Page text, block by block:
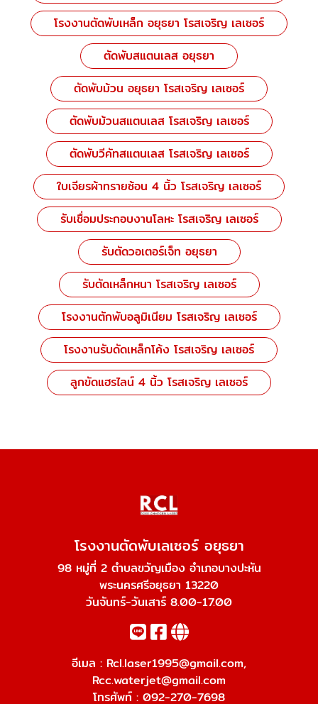
โรงงานตัดพับเหล็ก อยุธยา โรสเจริญ เลเซอร์
ตัดพับสแตนเลส อยุธยา
ตัดพับม้วน อยุธยา โรสเจริญ เลเซอร์
ตัดพับม้วนสแตนเลส โรสเจริญ เลเซอร์
ตัดพับวีคัทสแตนเลส โรสเจริญ เลเซอร์
ใบเจียรผ้าทรายซ้อน 4 นิ้ว โรสเจริญ เลเซอร์
รับเชื่อมประกอบงานโลหะ โรสเจริญ เลเซอร์
รับตัดวอเตอร์เจ็ท อยุธยา
รับตัดเหล็กหนา โรสเจริญ เลเซอร์
โรงงานตักพับอลูมิเนียม โรสเจริญ เลเซอร์
โรงงานรับดัดเหล็กโค้ง โรสเจริญ เลเซอร์
ลูกขัดแฮรไลน์ 4 นิ้ว โรสเจริญ เลเซอร์
โรงงานตัดพับเลเซอร์ อยุธยา
98 หมู่ที่ 2 ตำบลขวัญเมือง อำเภอบางปะหัน
พระนครศรีอยุธยา 13220
วันจันทร์-วันเสาร์ 8.00-17.00
อีเมล : Rcl.laser1995@gmail.com,
Rcc.waterjet@gmail.com
โทรศัพท์ : 092-270-7698